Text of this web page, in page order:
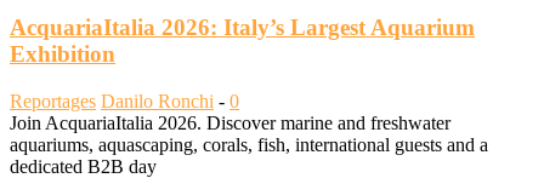
AcquariaItalia 2026: Italy’s Largest Aquarium
Exhibition
Reportages Danilo Ronchi - 0
Join AcquariaItalia 2026. Discover marine and freshwater
aquariums, aquascaping, corals, fish, international guests and a
dedicated B2B day